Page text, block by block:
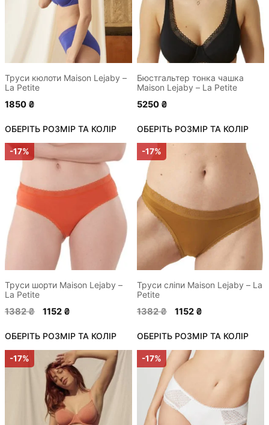
Труси кюлоти Maison Lejaby –
La Petite
1850 ₴
ОБЕРІТЬ РОЗМІР ТА КОЛІР
варіантів.
Параметри
на
сторінці
товару
Бюстгальтер тонка чашка
Maison Lejaby – La Petite
5250 ₴
ОБЕРІТЬ РОЗМІР ТА КОЛІР
варіантів.
Параметри
можна
вибрати
на
сторінці
товару
-17%
Труси шорти Maison Lejaby –
La Petite
1382₴
Оригінальна
1382 ₴.
1152 ₴
1152 ₴.
ОБЕРІТЬ РОЗМІР ТА КОЛІР
Цей
має
кілька
варіантів.
Параметри
можна
вибрати
на
сторінці
товару
-17%
Труси сліпи Maison Lejaby – La
Petite
1382₴
Оригінальна
1382 ₴.
1152 ₴
1152 ₴.
ОБЕРІТЬ РОЗМІР ТА КОЛІР
Цей
товар
має
кілька
варіантів.
Параметри
можна
вибрати
на
сторінці
товару
-17%
Цей
варіантів.
-17%
Цей
товар
кілька
варіантів.